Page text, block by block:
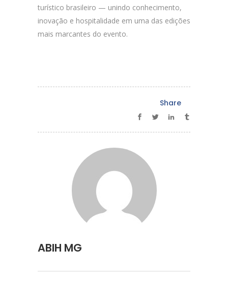
turístico brasileiro — unindo conhecimento,
inovação e hospitalidade em uma das edições
mais marcantes do evento.
Share
ABIH MG